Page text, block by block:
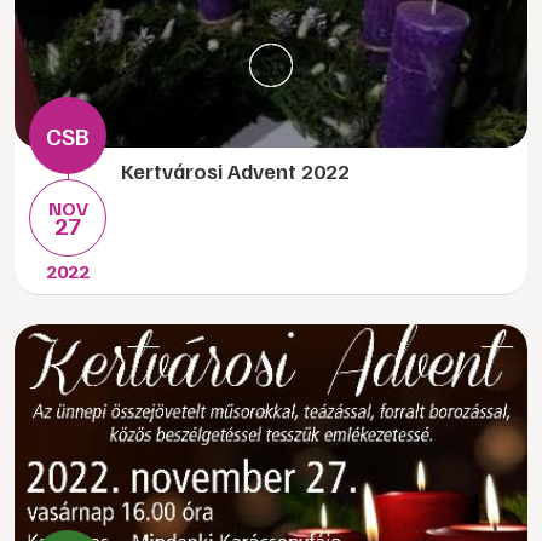
NOV
27
2022
Kertvárosi Advent 2022